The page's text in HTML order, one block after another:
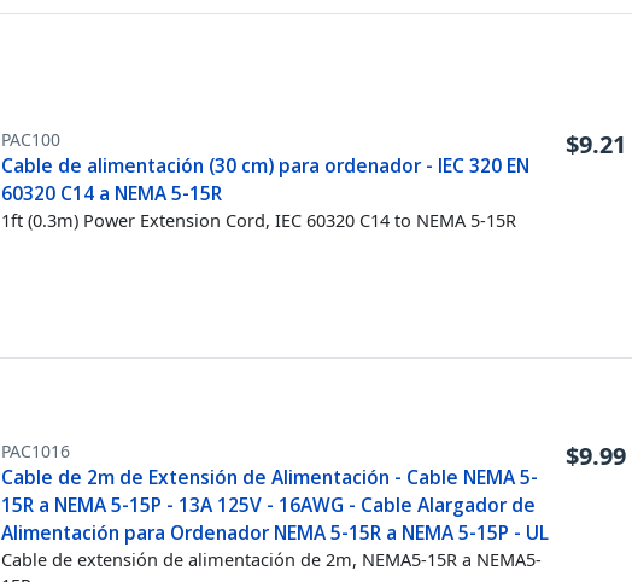
PAC100
Cable de alimentación (30 cm) para ordenador - IEC 320 EN
60320 C14 a NEMA 5-15R
1ft (0.3m) Power Extension Cord, IEC 60320 C14 to NEMA 5-15R
$9.21
PAC1016
Cable de 2m de Extensión de Alimentación - Cable NEMA 5-
15R a NEMA 5-15P - 13A 125V - 16AWG - Cable Alargador de
Alimentación para Ordenador NEMA 5-15R a NEMA 5-15P - UL
Cable de extensión de alimentación de 2m, NEMA5-15R a NEMA5-
$9.99